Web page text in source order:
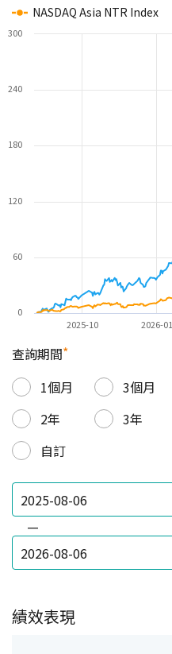
NASDAQ Asia NTR Index
2025-10 2026-01
0
60
120
180
240
300
查詢期間*
1個月
3個月
2年
3年
自訂
—
績效表現